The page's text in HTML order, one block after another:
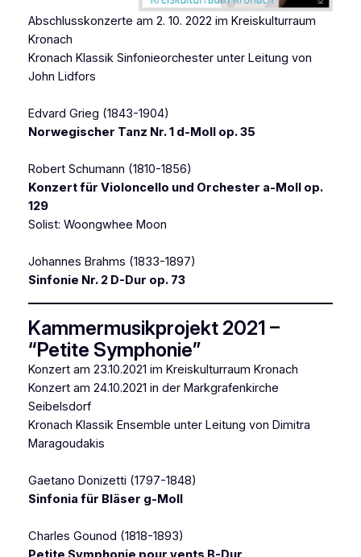
Abschlusskonzerte am 2. 10. 2022 im Kreiskulturraum
Kronach
Kronach Klassik Sinfonieorchester unter Leitung von
John Lidfors
Edvard Grieg (1843-1904)
Norwegischer Tanz Nr. 1 d-Moll op. 35
Robert Schumann (1810-1856)
Konzert für Violoncello und Orchester a-Moll op.
129
Solist: Woongwhee Moon
Johannes Brahms (1833-1897)
Sinfonie Nr. 2 D-Dur op. 73
Kammermusikprojekt 2021 –
“Petite Symphonie”
Konzert am 23.10.2021 im Kreiskulturraum Kronach
Konzert am 24.10.2021 in der Markgrafenkirche
Seibelsdorf
Kronach Klassik Ensemble unter Leitung von Dimitra
Maragoudakis
Gaetano Donizetti (1797-1848)
Sinfonia für Bläser g-Moll
Charles Gounod (1818-1893)